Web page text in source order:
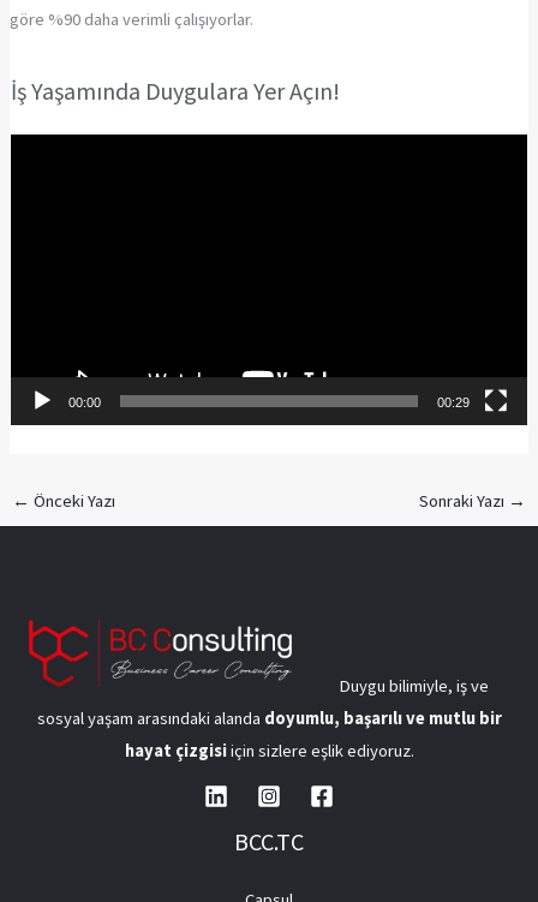
göre %90 daha verimli çalışıyorlar.
İş Yaşamında Duygulara Yer Açın!
00:00 00:29
← Önceki Yazı Sonraki Yazı →
Duygu bilimiyle, iş ve
sosyal yaşam arasındaki alanda doyumlu, başarılı ve mutlu bir
hayat çizgisiiçin sizlere eşlik ediyoruz.
BCC.TC